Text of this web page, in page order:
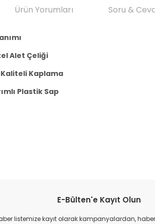
Ürün Yorumları Soru &
Alet Çeliği
Kaplama
Plastik Sap
resim, ürün açıklamalarında ve diğer
alternatifler olmalı.
E-Bülten'e Kayıt Olun
listemize kayıt olarak kampanyalardan,